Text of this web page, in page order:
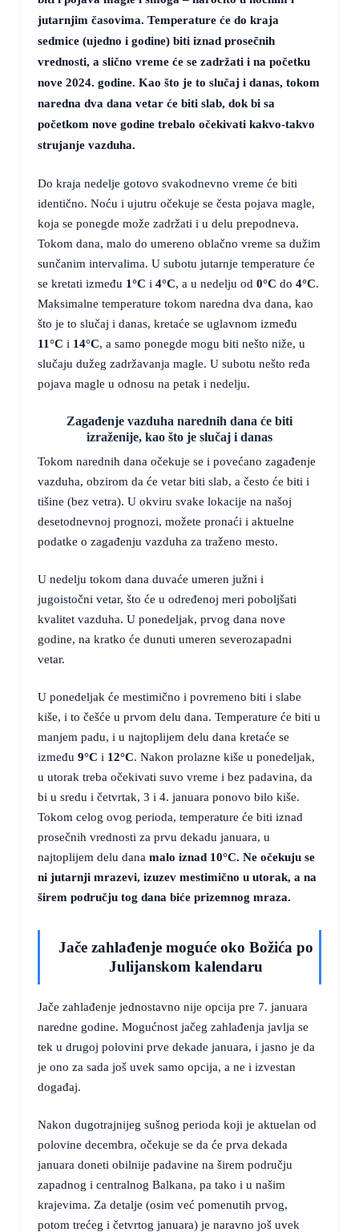
jutarnjim časovima. Temperature će do kraja
sedmice (ujedno i godine) biti iznad prosečnih
vrednosti, a slično vreme će se zadržati i na početku
nove 2024. godine. Kao što je to slučaj i danas, tokom
naredna dva dana vetar će biti slab, dok bi sa
početkom nove godine trebalo očekivati kakvo-takvo
strujanje vazduha.
Do kraja nedelje gotovo svakodnevno vreme će biti
identično. Noću i ujutru očekuje se česta pojava magle,
koja se ponegde može zadržati i u delu prepodneva.
Tokom dana, malo do umereno oblačno vreme sa dužim
sunčanim intervalima. U subotu jutarnje temperature će
se kretati između 1°C i 4°C, a u nedelju od 0°C do 4°C.
Maksimalne temperature tokom naredna dva dana, kao
što je to slučaj i danas, kretaće se uglavnom između
11°C i 14°C, a samo ponegde mogu biti nešto niže, u
slučaju dužeg zadržavanja magle. U subotu nešto ređa
pojava magle u odnosu na petak i nedelju.
Zagađenje vazduha narednih dana će biti
izraženije, kao što je slučaj i danas
Tokom narednih dana očekuje se i povećano zagađenje
vazduha, obzirom da će vetar biti slab, a često će biti i
tišine (bez vetra). U okviru svake lokacije na našoj
desetodnevnoj prognozi, možete pronaći i aktuelne
podatke o zagađenju vazduha za traženo mesto.
U nedelju tokom dana duvaće umeren južni i
jugoistočni vetar, što će u određenoj meri poboljšati
kvalitet vazduha. U ponedeljak, prvog dana nove
godine, na kratko će dunuti umeren severozapadni
vetar.
U ponedeljak će mestimično i povremeno biti i slabe
kiše, i to češće u prvom delu dana. Temperature će biti u
manjem padu, i u najtoplijem delu dana kretaće se
između 9°C i 12°C. Nakon prolazne kiše u ponedeljak,
u utorak treba očekivati suvo vreme i bez padavina, da
bi u sredu i četvrtak, 3 i 4. januara ponovo bilo kiše.
Tokom celog ovog perioda, temperature će biti iznad
prosečnih vrednosti za prvu dekadu januara, u
najtoplijem delu dana malo iznad 10°C. Ne očekuju se
ni jutarnji mrazevi, izuzev mestimično u utorak, a na
širem području tog dana biće prizemnog mraza.
Jače zahlađenje moguće oko Božića po
Julijanskom kalendaru
Jače zahlađenje jednostavno nije opcija pre 7. januara
naredne godine. Mogućnost jačeg zahlađenja javlja se
tek u drugoj polovini prve dekade januara, i jasno je da
je ono za sada još uvek samo opcija, a ne i izvestan
događaj.
Nakon dugotrajnijeg sušnog perioda koji je aktuelan od
polovine decembra, očekuje se da će prva dekada
januara doneti obilnije padavine na širem području
zapadnog i centralnog Balkana, pa tako i u našim
krajevima. Za detalje (osim već pomenutih prvog,
potom trećeg i četvrtog januara) je naravno još uvek